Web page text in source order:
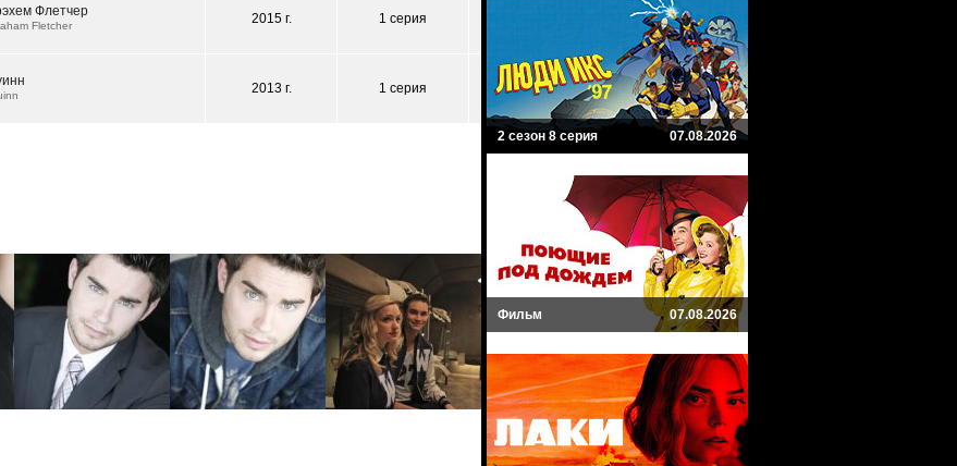
Флетчер
Fletcher 2015 г. 1 серия
2013 г. 1 серия
2 сезон 8 серия 07.08.2026
Фильм 07.08.2026